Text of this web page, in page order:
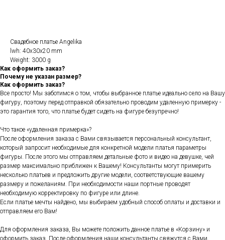
Свадебное платье Angelika
lwh: 40x30x20 mm
Weight: 3000 g
Как оформить заказ?
Почему не указан размер?
Как оформить заказ?
Все просто! Мы заботимся о том, чтобы выбранное платье идеально село на Вашу
фигуру, поэтому перед отправкой обязательно проводим удаленную примерку -
это гарантия того, что платье будет сидеть на фигуре безупречно!
Что такое «удаленная примерка»?
После оформления заказа с Вами связывается персональный консультант,
который запросит необходимые для конкретной модели платья параметры
фигуры. После этого мы отправляем детальные фото и видео на девушке, чей
размер максимально приближен к Вашему! Консультанты могут примерить
несколько платьев и предложить другие модели, соответствующие вашему
размеру и пожеланиям. При необходимости наши портные проводят
необходимую корректировку по фигуре или длине.
Если платье мечты найдено, мы выбираем удобный способ оплаты и доставки и
отправляем его Вам!
Для оформления заказа, Вы можете положить данное платье в «Корзину» и
оформить заказ. После оформления наши консультанты свяжутся с Вами.